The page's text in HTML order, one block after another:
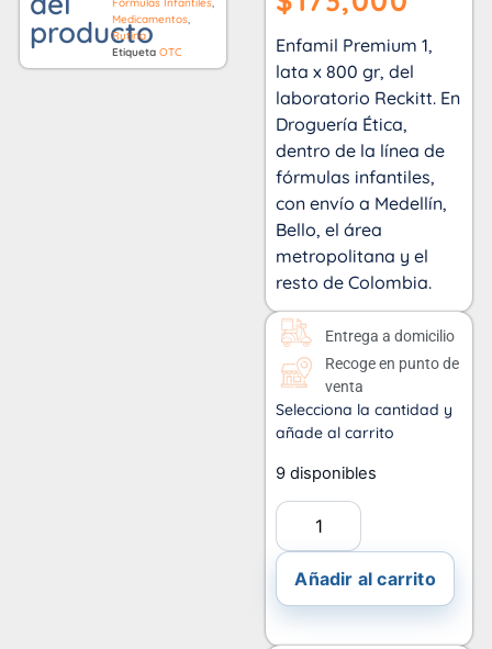
producto
Medicamentos,
Rutina
Etiqueta OTC
Enfamil Premium 1,
lata x 800 gr, del
laboratorio Reckitt. En
Droguería Ética,
dentro de la línea de
fórmulas infantiles,
con envío a Medellín,
Bello, el área
metropolitana y el
resto de Colombia.
Entrega a domicilio
Recoge en punto de
venta
Selecciona la cantidad y
añade al carrito
9 disponibles
Añadir al carrito